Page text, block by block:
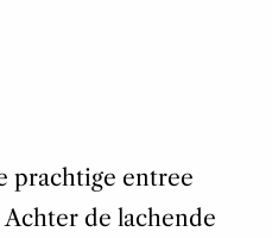
prachtige entree
de lachende